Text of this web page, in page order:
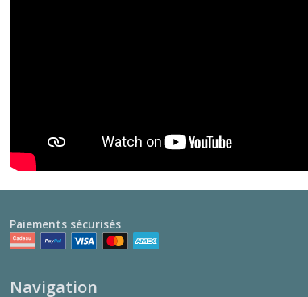
Paiements sécurisés
Navigation